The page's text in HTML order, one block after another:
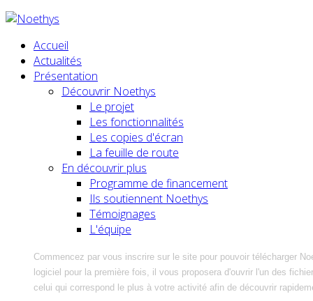
Accueil
Actualités
Présentation
Découvrir Noethys
Le projet
Les fonctionnalités
Les copies d'écran
La feuille de route
En découvrir plus
Programme de financement
Ils soutiennent Noethys
Témoignages
L'équipe
Commencez par vous inscrire sur le site pour pouvoir télécharger
logiciel pour la première fois, il vous proposera d'ouvrir l'un des
celui qui correspond le plus à votre activité afin de découvrir